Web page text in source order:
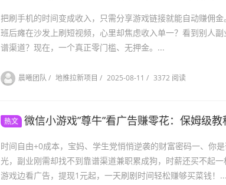
把刷手机的时间变成收入，只需分享游戏链接就能自动赚佣
班后瘫在沙发上刷短视频，心里却焦虑收入单一？看到别人
谱渠道？现在，一个真正零门槛、无押金。...
晨曦团队 / 地推拉新项目 / 2025-08-11 / 3372 阅读
热文 微信小游戏”尊牛”看广告赚零花：保姆级
时间自由+0成本，宝妈、学生党悄悄逆袭的财富密码一、你
光，副业刚需却找不到靠谱渠道兼职累成狗，时薪还买不起
游戏边看广告，提现1元起，一天刷剧时间轻松赚够买菜钱！...